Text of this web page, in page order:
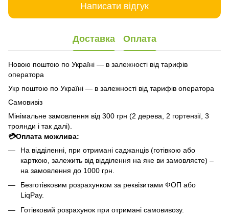
Написати відгук
Доставка Оплата
Новою поштою по Україні — в залежності від тарифів
оператора
Укр поштою по Україні — в залежності від тарифів оператора
Самовивіз
Мінімальне замовлення від 300 грн (2 дерева, 2 гортензії, 3
троянди і так далі).
💳Оплата можлива:
На відділенні, при отримані саджанців (готівкою або
карткою, залежить від відділення на яке ви замовляєте) –
на замовлення до 1000 грн.
Безготівковим розрахунком за реквізитами ФОП або
LiqPay.
Готівковий розрахунок при отримані самовивозу.